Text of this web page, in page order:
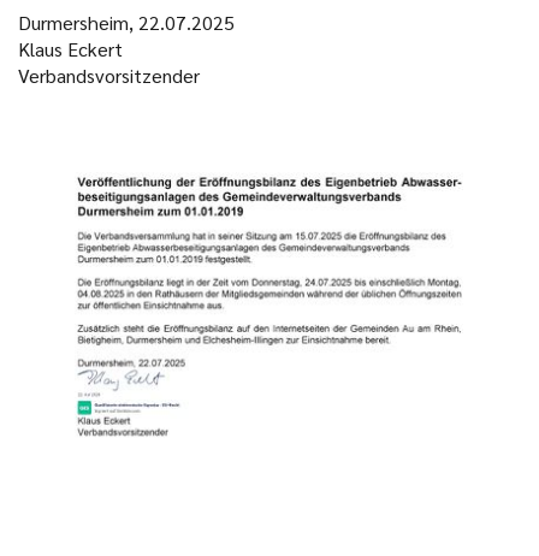
Durmersheim, 22.07.2025
Klaus Eckert
Verbandsvorsitzender